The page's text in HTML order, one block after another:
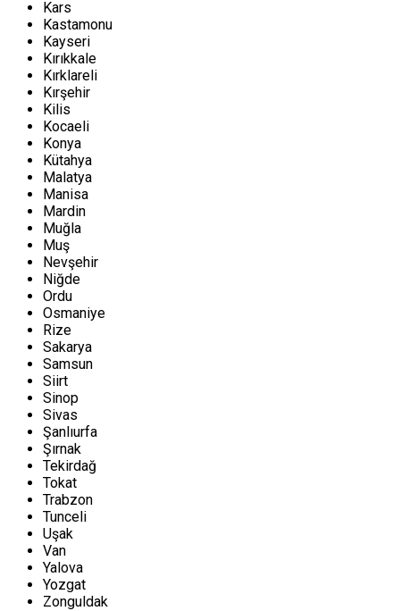
Kars
Kastamonu
Kayseri
Kırıkkale
Kırklareli
Kırşehir
Kilis
Kocaeli
Konya
Kütahya
Malatya
Manisa
Mardin
Muğla
Muş
Nevşehir
Niğde
Ordu
Osmaniye
Rize
Sakarya
Samsun
Siirt
Sinop
Sivas
Şanlıurfa
Şırnak
Tekirdağ
Tokat
Trabzon
Tunceli
Uşak
Van
Yalova
Yozgat
Zonguldak